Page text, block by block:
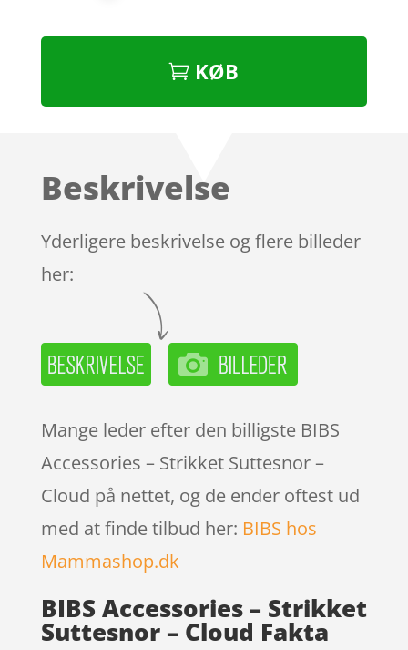
KØB
Beskrivelse
Yderligere beskrivelse og flere billeder
her:
Mange leder efter den billigste BIBS
Accessories – Strikket Suttesnor –
Cloud på nettet, og de ender oftest ud
med at finde tilbud her: BIBS hos
Mammashop.dk
BIBS Accessories – Strikket
Suttesnor – Cloud Fakta